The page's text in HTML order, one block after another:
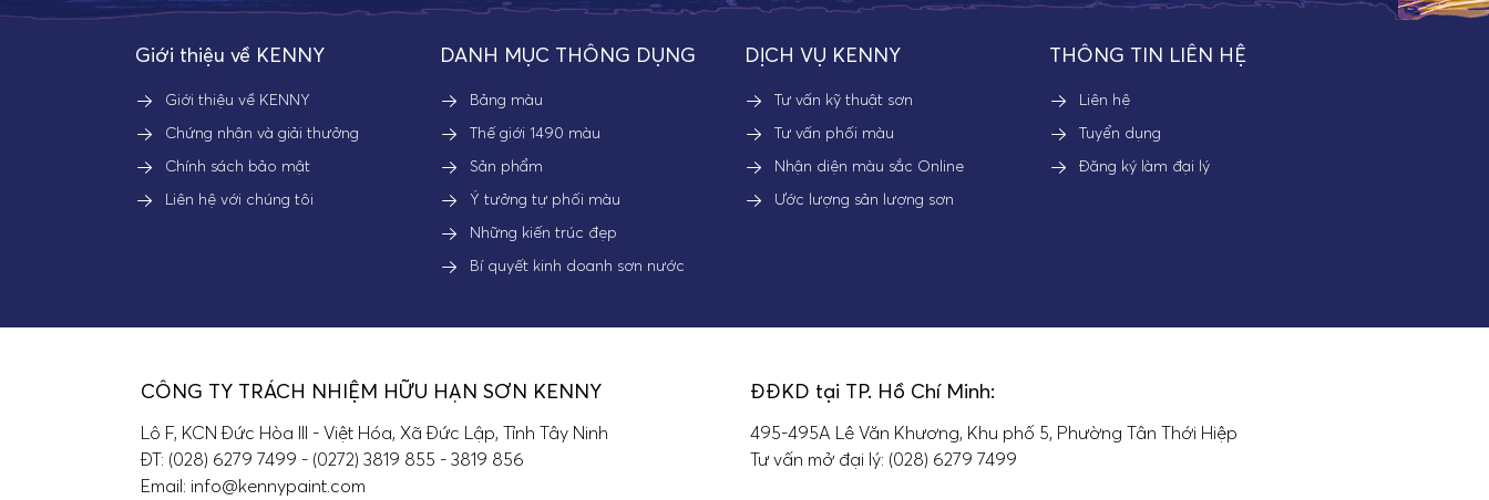
Giới thiệu về KENNY
Giới thiệu về KENNY
Chứng nhận và giải thưởng
Chính sách bảo mật
Liên hệ với chúng tôi
DANH MỤC THÔNG DỤNG
Bảng màu
Thế giới 1490 màu
Sản phẩm
Ý tưởng tự phối màu
Những kiến trúc đẹp
Bí quyết kinh doanh sơn nước
DỊCH VỤ KENNY
Tư vấn kỹ thuật sơn
Tư vấn phối màu
Nhận diện màu sắc Online
Ước lượng sản lượng sơn
THÔNG TIN LIÊN HỆ
Liên hệ
Tuyển dụng
Đăng ký làm đại lý
CÔNG TY TRÁCH NHIỆM HỮU HẠN SƠN KENNY
Lô F, KCN Đức Hòa III - Việt Hóa, Xã Đức Lập, Tỉnh Tây Ninh
ĐT: (028) 6279 7499 - (0272) 3819 855 - 3819 856
Email: info@kennypaint.com
ĐĐKD tại TP. Hồ Chí Minh:
495-495A Lê Văn Khương, Khu phố 5, Phường Tân Thới Hiệp
Tư vấn mở đại lý: (028) 6279 7499